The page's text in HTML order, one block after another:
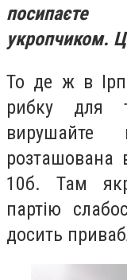
укропчиком.
То де ж в
рибку для
розташована
10б. Там
партію
досить